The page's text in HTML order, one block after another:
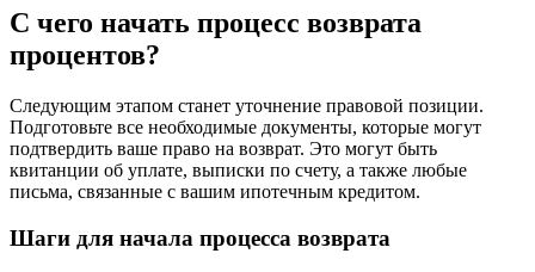
С чего начать процесс возврата
процентов?
Следующим этапом станет уточнение правовой позиции.
Подготовьте все необходимые документы, которые могут
подтвердить ваше право на возврат. Это могут быть
квитанции об уплате, выписки по счету, а также любые
письма, связанные с вашим ипотечным кредитом.
Шаги для начала процесса возврата